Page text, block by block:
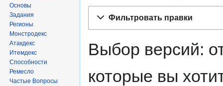
Фильтровать правки
Выбор версий:
которые вы
Основы
Задания
Регионы
Монстродекс
Атакдекс
Итемдекс
Способности
Ремесло
Частые Вопросы